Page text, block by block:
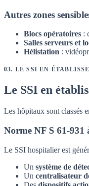
Autres zones
Blocs opératoires :
Salles serveurs et
Hélistation :
03. LE SSI EN
Le SSI en
Les hôpitaux sont classés
Norme NF S 61-931
Le SSI hospitalier est
Un système de
Un centralisateur